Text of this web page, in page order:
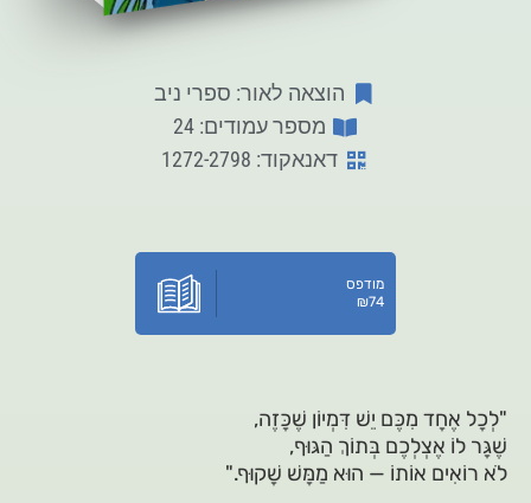
הוצאה לאור: ספרי ניב
מספר עמודים: 24
דאנאקוד: 1272-2798
מודפס
₪74
"לְכָל אֶחָד מִכֶּם יֵשׁ דִּמְיוֹן שֶׁכָּזֶה,
שֶׁגָּר לוֹ אֶצְלְכֶם בְּתוֹךְ הַגּוּף,
לֹא רוֹאִים אוֹתוֹ — הוּא מַמָּשׁ שָׁקוּף."